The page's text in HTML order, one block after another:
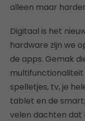
alleen maar
Digitaal is het
hardware zijn we
de apps. Gemak
multifunctionaliteit
spelletjes, tv, je
tablet en de
velen dachten dat